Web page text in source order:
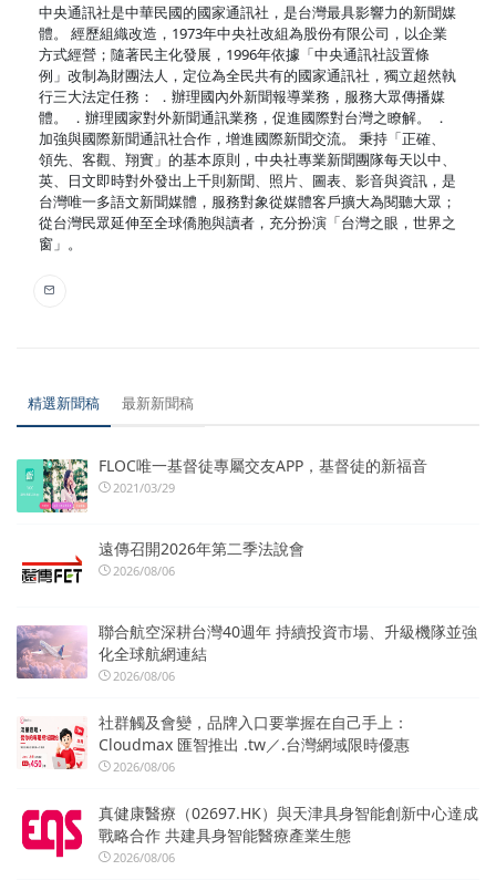
中央通訊社是中華民國的國家通訊社，是台灣最具影響力的新聞媒
體。 經歷組織改造，1973年中央社改組為股份有限公司，以企業
方式經營；隨著民主化發展，1996年依據「中央通訊社設置條
例」改制為財團法人，定位為全民共有的國家通訊社，獨立超然執
行三大法定任務： ．辦理國內外新聞報導業務，服務大眾傳播媒
體。 ．辦理國家對外新聞通訊業務，促進國際對台灣之瞭解。 ．
加強與國際新聞通訊社合作，增進國際新聞交流。 秉持「正確、
領先、客觀、翔實」的基本原則，中央社專業新聞團隊每天以中、
英、日文即時對外發出上千則新聞、照片、圖表、影音與資訊，是
台灣唯一多語文新聞媒體，服務對象從媒體客戶擴大為閱聽大眾；
從台灣民眾延伸至全球僑胞與讀者，充分扮演「台灣之眼，世界之
窗」。
精選新聞稿 最新新聞稿
FLOC唯一基督徒專屬交友APP，基督徒的新福音
2021/03/29
遠傳召開2026年第二季法說會
2026/08/06
聯合航空深耕台灣40週年 持續投資市場、升級機隊並強
化全球航網連結
2026/08/06
社群觸及會變，品牌入口要掌握在自己手上：
Cloudmax 匯智推出 .tw／.台灣網域限時優惠
2026/08/06
真健康醫療（02697.HK）與天津具身智能創新中心達成
戰略合作 共建具身智能醫療產業生態
2026/08/06